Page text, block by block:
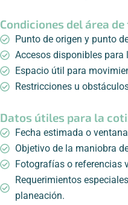
Condiciones del área
Punto de origen y punto
Accesos disponibles para
Espacio útil para
Restricciones u
Datos útiles para la
Fecha estimada o
Objetivo de la maniobra
Fotografías o referencias
Requerimientos
planeación.